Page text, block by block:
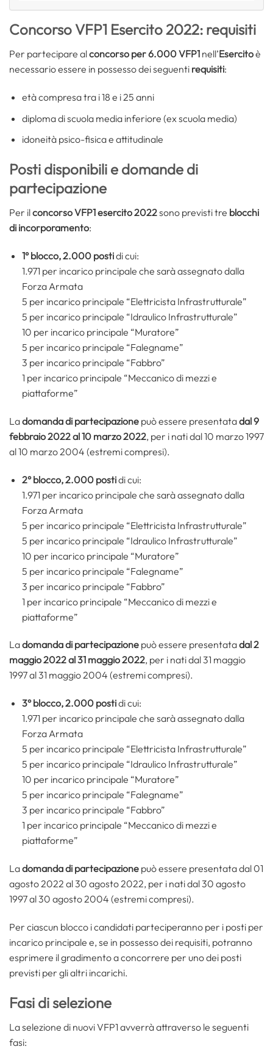
Concorso VFP1 Esercito 2022: requisiti
Per partecipare alconcorso per 6.000 VFP1 nell’Esercitoè
necessario essere in possesso dei seguenti requisiti:
età compresa tra i 18 e i 25 anni
diploma di scuola media inferiore (ex scuola media)
idoneità psico-fisica e attitudinale
Posti disponibili e domande di
partecipazione
Per ilconcorso VFP1 esercito 2022sono previsti tre blocchi
di incorporamento:
1° blocco, 2.000 postidi cui:
1.971 per incarico principale che sarà assegnato dalla
Forza Armata
5 per incarico principale “Elettricista Infrastrutturale”
5 per incarico principale “Idraulico Infrastrutturale”
10 per incarico principale “Muratore”
5 per incarico principale “Falegname”
3 per incarico principale “Fabbro”
1 per incarico principale “Meccanico di mezzi e
piattaforme”
Ladomanda di partecipazione può essere presentatadal 9
febbraio 2022 al 10 marzo 2022, per i nati dal 10 marzo 1997
al 10 marzo 2004 (estremi compresi).
2° blocco, 2.000 postidi cui:
1.971 per incarico principale che sarà assegnato dalla
Forza Armata
5 per incarico principale “Elettricista Infrastrutturale”
5 per incarico principale “Idraulico Infrastrutturale”
10 per incarico principale “Muratore”
5 per incarico principale “Falegname”
3 per incarico principale “Fabbro”
1 per incarico principale “Meccanico di mezzi e
piattaforme”
Ladomanda di partecipazione può essere presentatadal 2
maggio 2022 al 31 maggio 2022, per i nati dal 31 maggio
1997 al 31 maggio 2004 (estremi compresi).
3° blocco, 2.000 postidi cui:
1.971 per incarico principale che sarà assegnato dalla
Forza Armata
5 per incarico principale “Elettricista Infrastrutturale”
5 per incarico principale “Idraulico Infrastrutturale”
10 per incarico principale “Muratore”
5 per incarico principale “Falegname”
3 per incarico principale “Fabbro”
1 per incarico principale “Meccanico di mezzi e
piattaforme”
Ladomanda di partecipazione può essere presentata dal 01
agosto 2022 al 30 agosto 2022, per i nati dal 30 agosto
1997 al 30 agosto 2004 (estremi compresi).
Per ciascun blocco i candidati parteciperanno per i posti per
incarico principale e, se in possesso dei requisiti, potranno
esprimere il gradimento a concorrere per uno dei posti
previsti per gli altri incarichi.
Fasi di selezione
La selezione di nuovi VFP1 avverrà attraverso le seguenti
fasi: